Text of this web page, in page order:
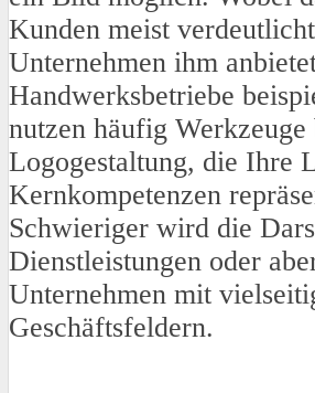
Kunden meist
Unternehmen ihm
Handwerksbetriebe
nutzen häufig Werkzeuge
Logogestaltung, die Ihre
Kernkompetenzen
Schwieriger wird die
Dienstleistungen oder
Unternehmen mit
Geschäftsfeldern.